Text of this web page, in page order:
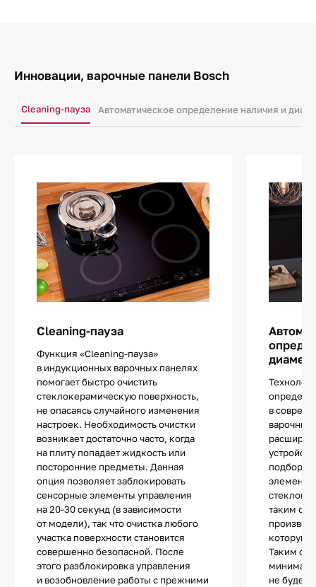
Инновации, варочные панели Bosch
Cleaning-пауза Автоматическое определение наличия и
Cleaning-пауза
Функция «Cleaning-пауза»
в индукционных варочных панелях
помогает быстро очистить
стеклокерамическую поверхность,
не опасаясь случайного изменения
настроек. Необходимость очистки
возникает достаточно часто, когда
на плиту попадает жидкость или
посторонние предметы. Данная
опция позволяет заблокировать
сенсорные элементы управления
на 20-30 секунд (в зависимости
от модели), так что очистка любого
участка поверхности становится
совершенно безопасной. После
этого разблокировка управления
и возобновление работы с прежними
в
варочных
подбор
элементы
таким
которую
Таким
не будет